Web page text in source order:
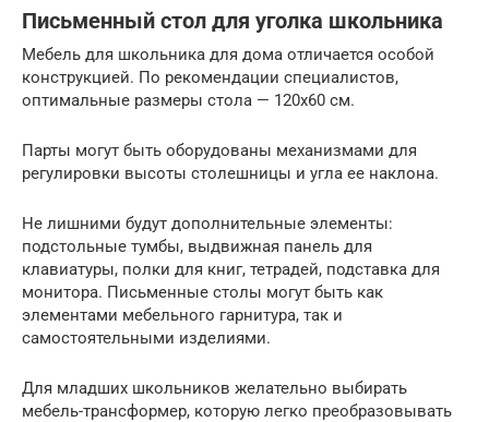
Письменный стол для уголка школьника
Мебель для школьника для дома отличается особой
конструкцией. По рекомендации специалистов,
оптимальные размеры стола — 120х60 см.
Парты могут быть оборудованы механизмами для
регулировки высоты столешницы и угла ее наклона.
Не лишними будут дополнительные элементы:
подстольные тумбы, выдвижная панель для
клавиатуры, полки для книг, тетрадей, подставка для
монитора. Письменные столы могут быть как
элементами мебельного гарнитура, так и
самостоятельными изделиями.
Для младших школьников желательно выбирать
мебель-трансформер, которую легко преобразовывать